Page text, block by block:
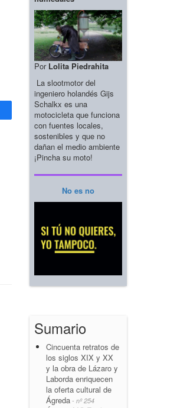
Por Lolita Piedrahita
La slootmotor del
ingeniero holandés Gijs
Schalkx es una
motocicleta que funciona
con fuentes locales,
sostenibles y que no
dañan el medio ambiente
¡Pincha su moto!
No es no
Sumario
Cincuenta retratos de
los siglos XIX y XX
y la obra de Lázaro y
Laborda enriquecen
la oferta cultural de
Ágreda - nº 254